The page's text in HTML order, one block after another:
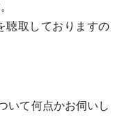
取しておりますの
いて何点かお伺いし